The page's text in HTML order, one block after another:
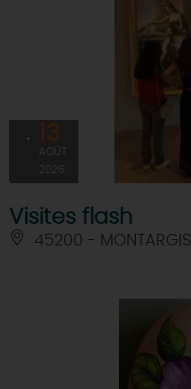
13
AOÛT
2026
Visites flash
45200 - MONTARGIS